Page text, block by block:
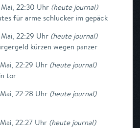
22:30 Uhr (heute journal)
für arme schlucker im gepäck
22:29 Uhr (heute journal)
kürzen wegen panzer
22:29 Uhr (heute journal)
tor
22:28 Uhr (heute journal)
22:27 Uhr (heute journal)